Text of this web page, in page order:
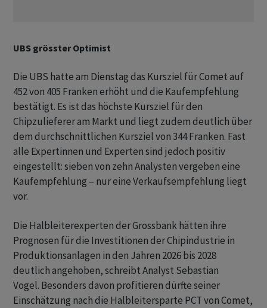
UBS grösster Optimist
Die UBS hatte am Dienstag das Kursziel für Comet auf
452 von 405 Franken erhöht und die Kaufempfehlung
bestätigt. Es ist das höchste Kursziel für den
Chipzulieferer am Markt und liegt zudem deutlich über
dem durchschnittlichen Kursziel von 344 Franken. Fast
alle Expertinnen und Experten sind jedoch positiv
eingestellt: sieben von zehn Analysten vergeben eine
Kaufempfehlung – nur eine Verkaufsempfehlung liegt
vor.
Die Halbleiterexperten der Grossbank hätten ihre
Prognosen für die Investitionen der Chipindustrie in
Produktionsanlagen in den Jahren 2026 bis 2028
deutlich angehoben, schreibt Analyst Sebastian
Vogel. Besonders davon profitieren dürfte seiner
Einschätzung nach die Halbleitersparte PCT von Comet,